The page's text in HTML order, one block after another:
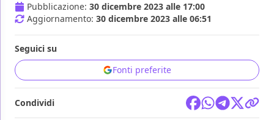
Pubblicazione: 30 dicembre 2023 alle 17:00
Aggiornamento: 30 dicembre 2023 alle 06:51
Seguici su
Fonti preferite
Condividi